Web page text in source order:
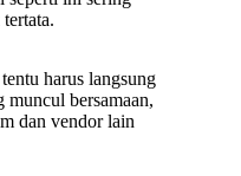
harus langsung
bersamaan,
dan vendor lain